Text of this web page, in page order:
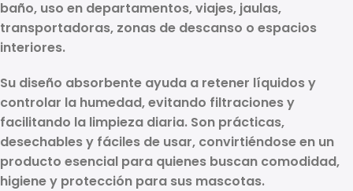
baño, uso en departamentos, viajes, jaulas,
transportadoras, zonas de descanso o espacios
interiores.
Su diseño absorbente ayuda a retener líquidos y
controlar la humedad, evitando filtraciones y
facilitando la limpieza diaria. Son prácticas,
desechables y fáciles de usar, convirtiéndose en un
producto esencial para quienes buscan comodidad,
higiene y protección para sus mascotas.